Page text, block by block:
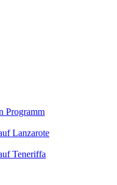
Programm
Lanzarote
Teneriffa